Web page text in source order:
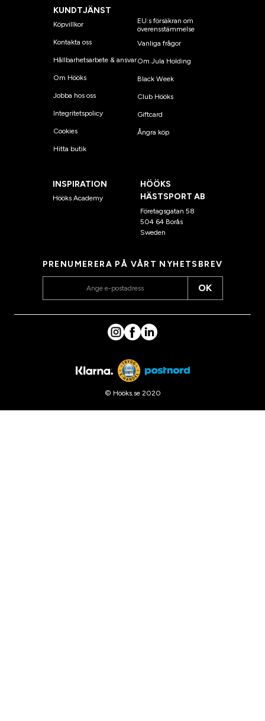
KUNDTJÄNST
Köpvillkor
Kontakta oss
Hållbarhetsarbete & ansvar
Om Hööks
Jobba hos oss
Integritetspolicy
Cookies
Hitta butik
EU:s försäkran om
överensstämmelse
Vanliga frågor
Om Jula Holding
Black Week
Club Hööks
Giftcard
Ångra köp
INSPIRATION
Hööks Academy
HÖÖKS
HÄSTSPORT AB
Företagsgatan 58
504 64 Borås
Sweden
PRENUMERERA PÅ VÅRT NYHETSBREV
OK
© Hööks.se 2020